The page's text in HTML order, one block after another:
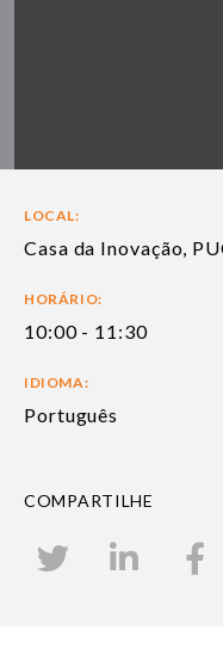
LOCAL:
Casa da Inovação,
HORÁRIO:
10:00 - 11:30
IDIOMA:
Português
COMPARTILHE